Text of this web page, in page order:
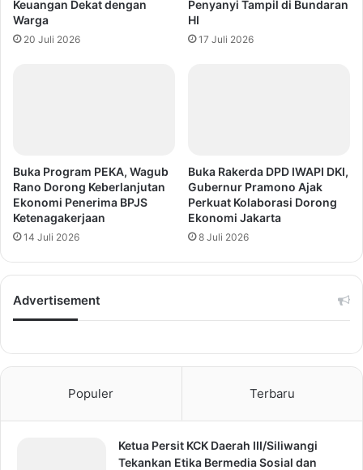
Keuangan Dekat dengan
Warga
20 Juli 2026
Penyanyi Tampil di Bundaran
HI
17 Juli 2026
Buka Program PEKA, Wagub
Rano Dorong Keberlanjutan
Ekonomi Penerima BPJS
Ketenagakerjaan
14 Juli 2026
Buka Rakerda DPD IWAPI DKI,
Gubernur Pramono Ajak
Perkuat Kolaborasi Dorong
Ekonomi Jakarta
8 Juli 2026
Advertisement
Populer Terbaru
Ketua Persit KCK Daerah III/Siliwangi
Tekankan Etika Bermedia Sosial dan